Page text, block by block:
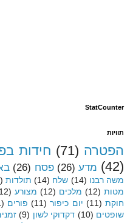
StatCounter
תוויות
הפטרה (71) חידות
(42) מדע (26) פסח (26)
משה רבנו (14) שלח (14) תולדות
מטות (12) מלכים (12) מצורע
חוקת (11) יום כיפור (11) פורים
שופטים (10) דקדוקי לשון (9)